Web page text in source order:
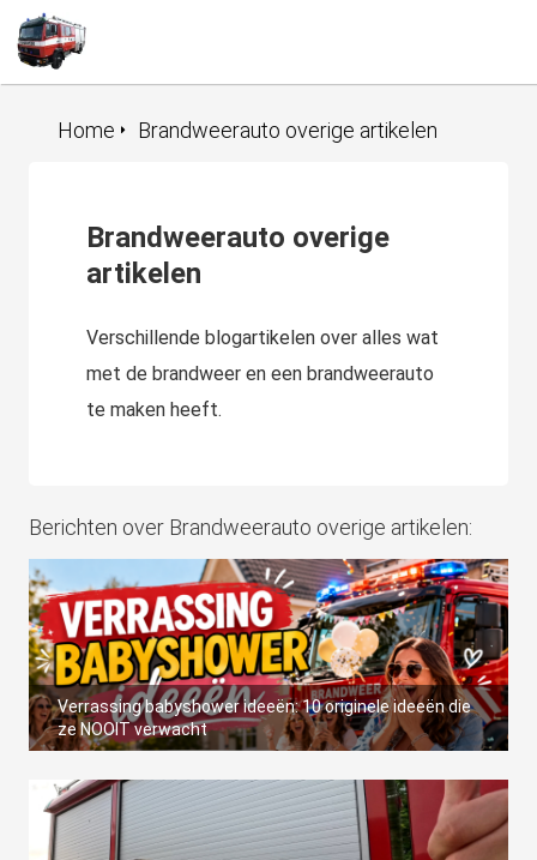
Brandweerauto overige artikelen
Home
Brandweerauto overige
artikelen
Verschillende blogartikelen over alles wat
met de brandweer en een brandweerauto
te maken heeft.
Berichten over Brandweerauto overige artikelen:
Verrassing babyshower ideeën: 10 originele ideeën die
ze NOOIT verwacht